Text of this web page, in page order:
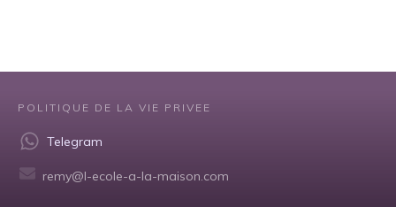
POLITIQUE DE LA VIE PRIVEE
Telegram
remy@l-ecole-a-la-maison.com